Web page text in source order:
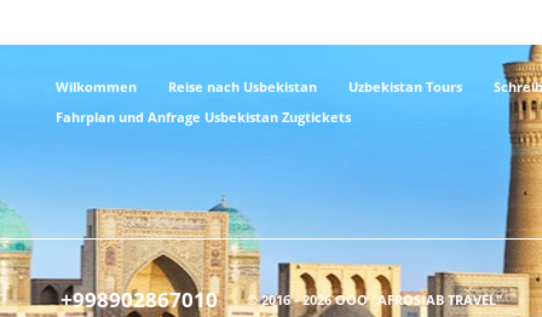
Wilkommen Reise nach Usbekistan Uzbekistan Tours
Fahrplan und Anfrage Usbekistan Zugtickets
+998902867010 © 2016 - 2026 ООО "AFROSIAB TRAVEL"